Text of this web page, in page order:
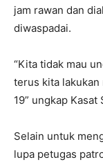
jam rawan dan
diwaspadai.
“Kita tidak mau
terus kita lakukan
19” ungkap Kasat
Selain untuk
lupa petugas